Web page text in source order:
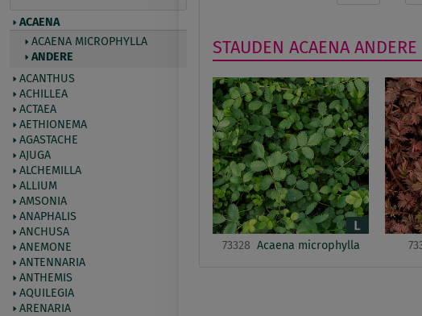
ACAENA
ACAENA MICROPHYLLA
ANDERE
ACANTHUS
ACHILLEA
ACTAEA
AETHIONEMA
AGASTACHE
AJUGA
ALCHEMILLA
ALLIUM
AMSONIA
ANAPHALIS
ANCHUSA
ANEMONE
ANTENNARIA
ANTHEMIS
AQUILEGIA
ARENARIA
STAUDEN ACAENA ANDERE
73328 Acaena microphylla